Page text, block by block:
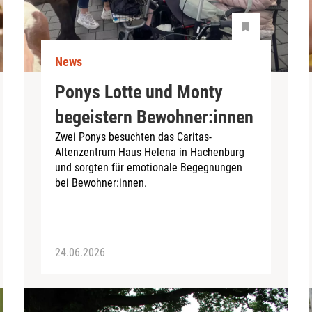
News
Ponys Lotte und Monty
begeistern Bewohner:innen
Zwei Ponys besuchten das Caritas-
Altenzentrum Haus Helena in Hachenburg
und sorgten für emotionale Begegnungen
bei Bewohner:innen.
24.06.2026